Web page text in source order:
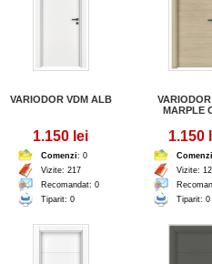
VARIODOR VDM ALB
1.150 lei
Comenzi: 0
Vizite: 217
Recomandat: 0
Tiparit: 0
MARPLE
1.150
Comenzi
Vizite:
Tiparit: 0